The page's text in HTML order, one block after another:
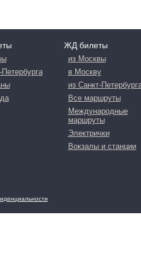
ЖД билеты
из Москвы
в Москву
из Санкт-
Все маршруты
Международные
маршруты
Электрички
Вокзалы и станции